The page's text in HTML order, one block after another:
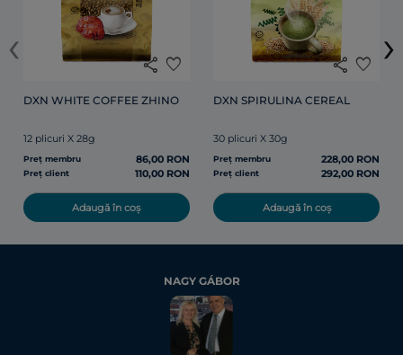
share favorite
DXN WHITE COFFEE ZHINO
12 plicuri X 28g
Preț membru 86,00 RON
Preț client 110,00 RON
Adaugă în coș
share favorite
DXN SPIRULINA CEREAL
30 plicuri X 30g
Preț membru 228,00 RON
Preț client 292,00 RON
Adaugă în coș
‹ ›
NAGY GÁBOR